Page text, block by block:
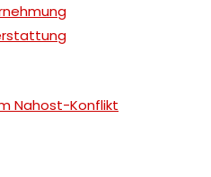
Nahost-Konflikt